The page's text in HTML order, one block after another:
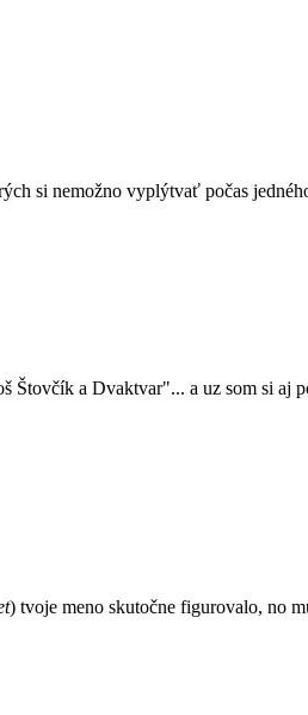
si nemožno vyplýtvať počas
a Dvaktvar"... a uz som si aj
) tvoje meno skutočne figurovalo, no